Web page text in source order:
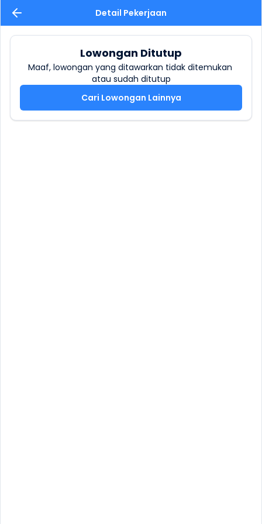
Detail Pekerjaan
Lowongan Ditutup
Maaf, lowongan yang ditawarkan tidak ditemukan
atau sudah ditutup
Cari Lowongan Lainnya